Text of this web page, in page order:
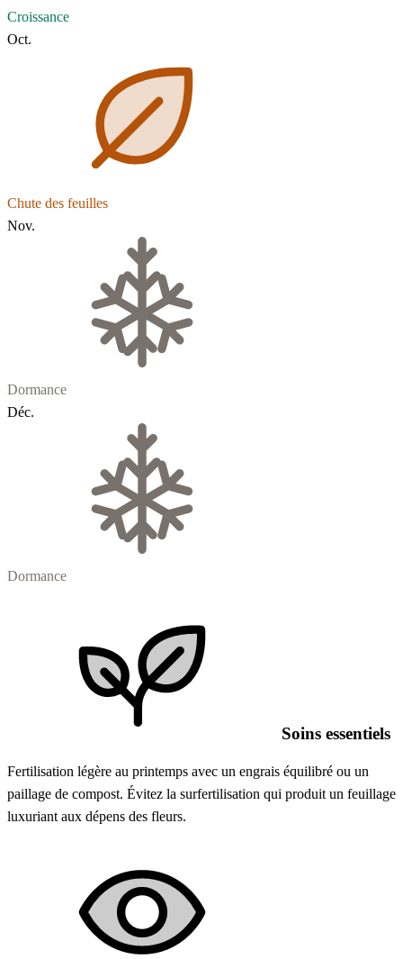
Croissance
Oct.
Chute des feuilles
Nov.
Dormance
Déc.
Dormance
Soins essentiels
Fertilisation légère au printemps avec un engrais équilibré ou un
paillage de compost. Évitez la surfertilisation qui produit un feuillage
luxuriant aux dépens des fleurs.